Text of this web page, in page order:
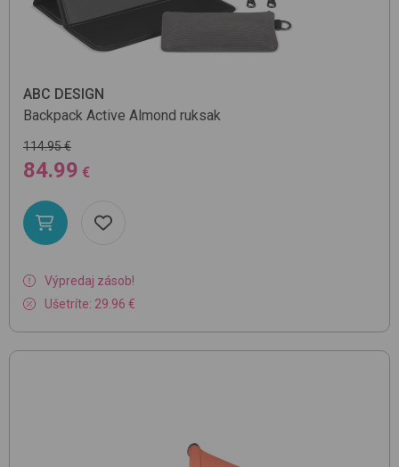
ABC DESIGN
Backpack Active Almond ruksak
114.95 €
84.99 €
Výpredaj zásob!
Ušetríte: 29.96 €